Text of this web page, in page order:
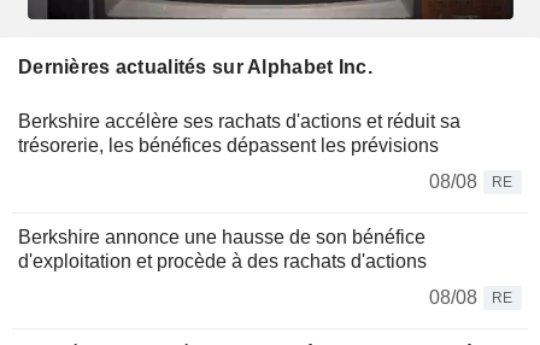
Dernières actualités sur Alphabet Inc.
Berkshire accélère ses rachats d'actions et réduit sa
trésorerie, les bénéfices dépassent les prévisions
08/08
RE
Berkshire annonce une hausse de son bénéfice
d'exploitation et procède à des rachats d'actions
08/08
RE